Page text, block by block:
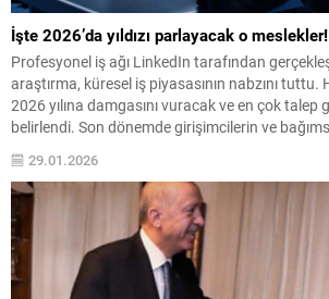
İşte 2026’da yıldızı parlayacak o meslekler!
Profesyonel iş ağı LinkedIn tarafından
araştırma, küresel iş piyasasının nabzını tuttu.
2026 yılına damgasını vuracak ve en çok talep
belirlendi. Son dönemde girişimcilerin ve
29.01.2026